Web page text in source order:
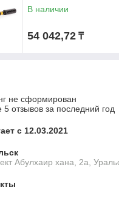
В наличии
54 042,72 ₸
не сформирован
отзывов за последний год
с 12.03.2021
Абулхаир хана, 2а,